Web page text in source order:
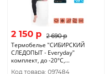
2 150 p 2 690 p
Термобелье "CИБИРСКИЙ
СЛЕДОПЫТ - Everyday"
комплект, до -20°С,
двухслойное, р.54
Код товара: 097484